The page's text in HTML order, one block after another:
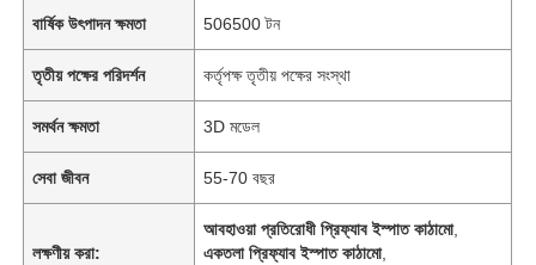
বার্ষিক উৎপাদন ক্ষমতা 506500 টন
তৃতীয় পক্ষের পরিদর্শন কর্তৃপক্ষ তৃতীয় পক্ষের সংস্থা
সমর্থন ক্ষমতা 3D মডেল
সেবা জীবন 55-70 বছর
লক্ষণীয় করা:
আবহাওয়া প্রতিরোধী প্রিফ্যাব ইস্পাত কাঠামো,
একতলা প্রিফ্যাব ইস্পাত কাঠামো,